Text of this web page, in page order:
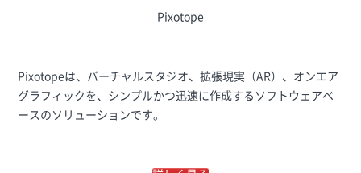
Pixotope
Pixotopeは、バーチャルスタジオ、拡張現実（AR）、オンエア
グラフィックを、シンプルかつ迅速に作成するソフトウェアベ
ースのソリューションです。